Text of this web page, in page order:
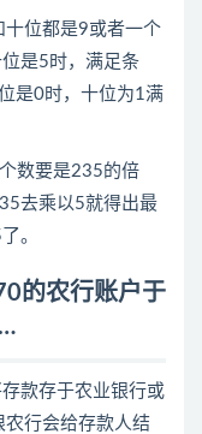
位都是9或者一个
是5时，满足条
是0时，十位为1满
数要是235的倍
去乘以5就得出最
。
的农行账户于
款存于农业银行或
行会给存款人结